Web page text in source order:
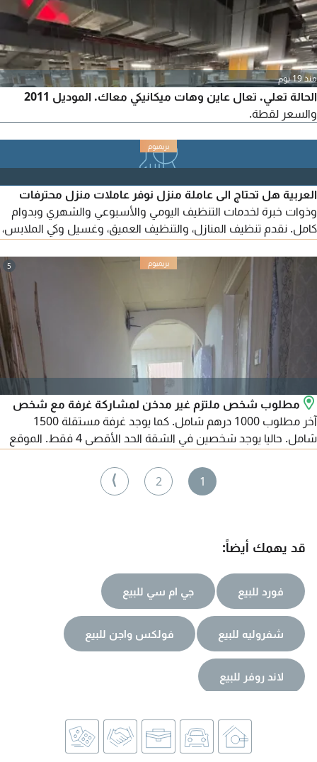
منذ 19 يوم
الحالة تعلي. تعال عاين وهات ميكانيكي معاك. الموديل 2011
والسعر لقطة.
العربية هل تحتاج الى عاملة منزل نوفر عاملات منزل محترفات
وذوات خبرة لخدمات التنظيف اليومي والأسبوعي والشهري وبدوام
كامل. نقدم تنظيف المنازل، والتنظيف العميق، وغسيل وكي الملابس،
والاستفسار اتصل أو تواصل عبر
5
مطلوب شخص ملتزم غير مدخن لمشاركة غرفة مع شخص
آخر مطلوب 1000 درهم شامل. كما يوجد غرفة مستقلة 1500
شامل. حاليا يوجد شخصين في الشقة الحد الأقصى 4 فقط. الموقع
1
2
⟩
قد يهمك أيضاً:
فورد للبيع جي ام سي للبيع
شفروليه للبيع فولكس واجن للبيع
لاند روفر للبيع